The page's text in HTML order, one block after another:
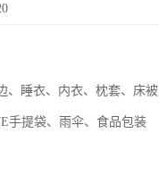
、睡衣、内衣、枕套、床被
手提袋、雨伞、食品包装